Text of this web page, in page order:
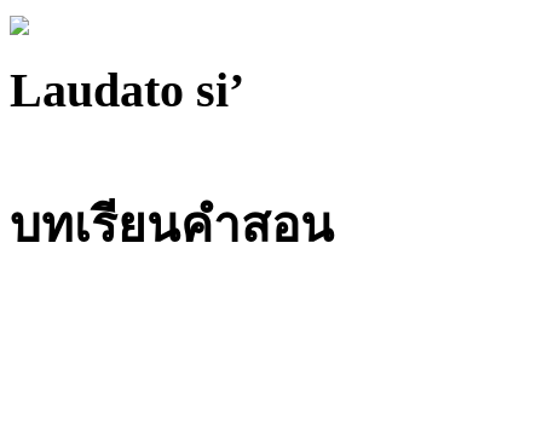
Laudato si’
บทเรียนคำสอน